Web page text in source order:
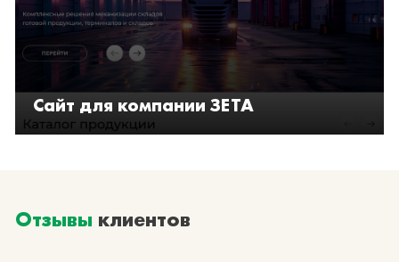
Сайт для компании ЗЕТА
Отзывы клиентов